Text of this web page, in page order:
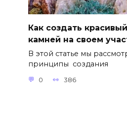
Как создать
камней на своем
В этой статье мы
принципы создания
0 386